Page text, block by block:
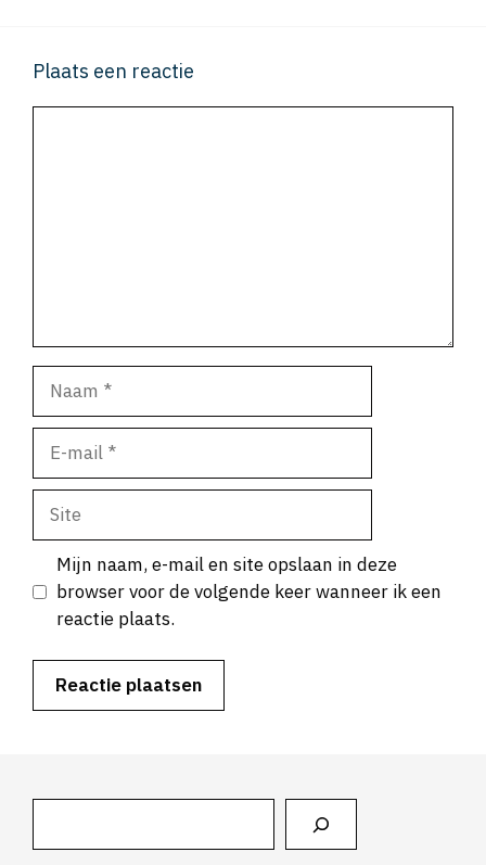
Plaats een reactie
mail
Site
Mijn naam, e-mail en site opslaan in deze
browser voor de volgende keer wanneer ik een
reactie plaats.